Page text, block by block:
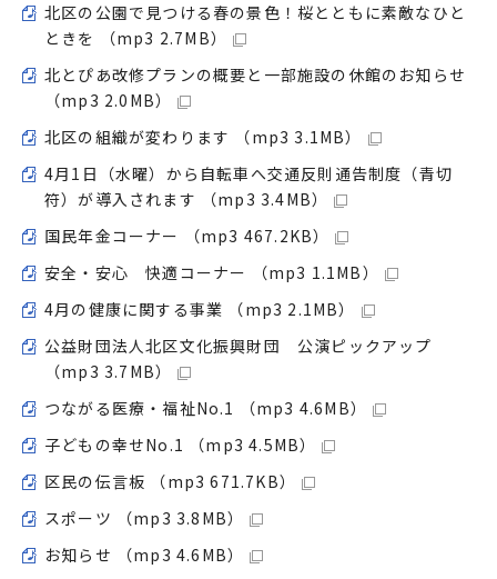
北区の公園で見つける春の景色！桜とともに素敵なひと
ときを （mp3 2.7MB）
北とぴあ改修プランの概要と一部施設の休館のお知らせ
（mp3 2.0MB）
北区の組織が変わります （mp3 3.1MB）
4月1日（水曜）から自転車へ交通反則通告制度（青切
符）が導入されます （mp3 3.4MB）
国民年金コーナー （mp3 467.2KB）
安全・安心 快適コーナー （mp3 1.1MB）
4月の健康に関する事業 （mp3 2.1MB）
公益財団法人北区文化振興財団 公演ピックアップ
（mp3 3.7MB）
つながる医療・福祉No.1 （mp3 4.6MB）
子どもの幸せNo.1 （mp3 4.5MB）
区民の伝言板 （mp3 671.7KB）
スポーツ （mp3 3.8MB）
お知らせ （mp3 4.6MB）